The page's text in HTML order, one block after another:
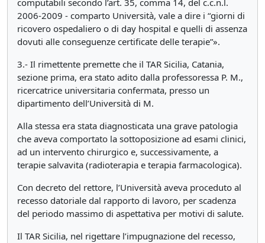
computabili secondo l’art. 35, comma 14, del c.c.n.l.
2006-2009 - comparto Università, vale a dire i “giorni di
ricovero ospedaliero o di day hospital e quelli di assenza
dovuti alle conseguenze certificate delle terapie”».
3.- Il rimettente premette che il TAR Sicilia, Catania,
sezione prima, era stato adito dalla professoressa P. M.,
ricercatrice universitaria confermata, presso un
dipartimento dell’Università di M.
Alla stessa era stata diagnosticata una grave patologia
che aveva comportato la sottoposizione ad esami clinici,
ad un intervento chirurgico e, successivamente, a
terapie salvavita (radioterapia e terapia farmacologica).
Con decreto del rettore, l’Università aveva proceduto al
recesso datoriale dal rapporto di lavoro, per scadenza
del periodo massimo di aspettativa per motivi di salute.
Il TAR Sicilia, nel rigettare l’impugnazione del recesso,